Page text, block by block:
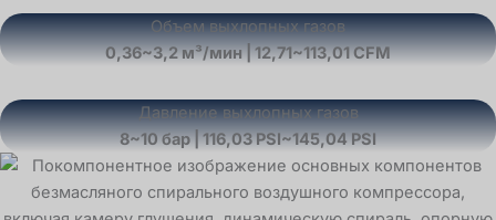
Объем выхлопных газов
0,36~3,2 м³/мин | 12,71~113,01 CFM
Давление выхлопных газов
8~10 бар | 116,03 PSI~145,04 PSI